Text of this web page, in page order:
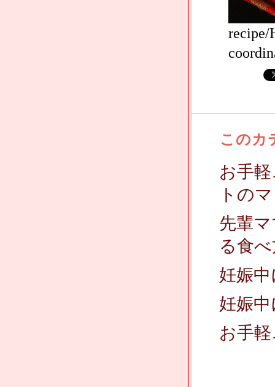
このカ
お手
トの
先輩
る食
妊娠
妊娠
お手